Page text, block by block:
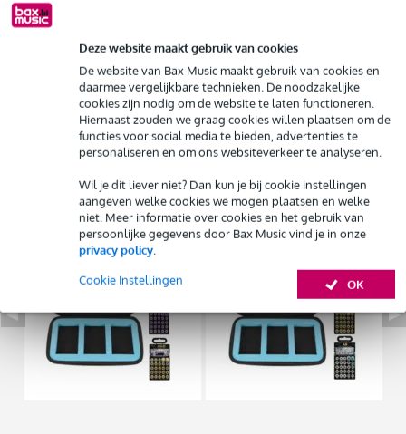
Deze website maakt gebruik van cookies
De website van Bax Music maakt gebruik van cookies en
daarmee vergelijkbare technieken. De noodzakelijke
cookies zijn nodig om de website te laten functioneren.
Hiernaast zouden we graag cookies willen plaatsen om de
functies voor social media te bieden, advertenties te
personaliseren en om ons websiteverkeer te analyseren.
Wil je dit liever niet? Dan kun je bij cookie instellingen
aangeven welke cookies we mogen plaatsen en welke
niet. Meer informatie over cookies en het gebruik van
persoonlijke gegevens door Bax Music vind je in onze
privacy policy.
OK
Cookie Instellingen
Huur meerdere producten tegelijk: min. € 300,- en max.
€ 2.500,-
Gratisthuisbezorgd of op te halen in de winkel
Al na 4 maanden maandelijks opzegbaar
De mogelijkheid om je product(en) met korting te kopen
Snelle vervanging door Bax Music bij een defect
Huur dit product
Engineering Pocket Operators Tonic + Speak + KO Set
je past? Doe de check.
Start de check
Productinformatie
Bekijk alle productspecificaties
Bekijk ook eens (50)